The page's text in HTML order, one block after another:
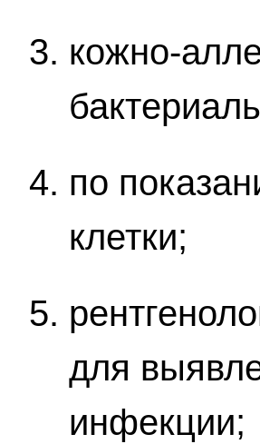
кожно-
по
клетки;
для
инфекции;